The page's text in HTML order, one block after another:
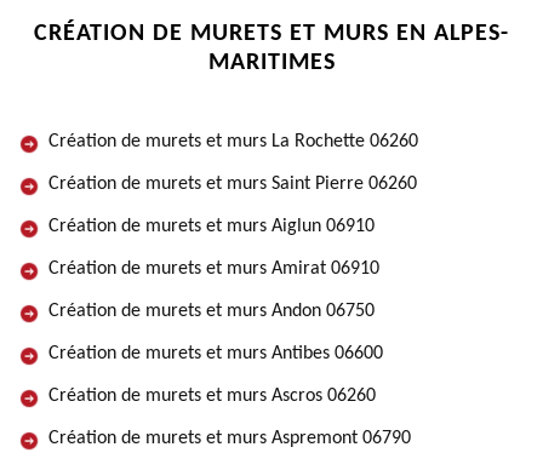
CRÉATION DE MURETS ET MURS EN ALPES-
MARITIMES
Création de murets et murs La Rochette 06260
Création de murets et murs Saint Pierre 06260
Création de murets et murs Aiglun 06910
Création de murets et murs Amirat 06910
Création de murets et murs Andon 06750
Création de murets et murs Antibes 06600
Création de murets et murs Ascros 06260
Création de murets et murs Aspremont 06790